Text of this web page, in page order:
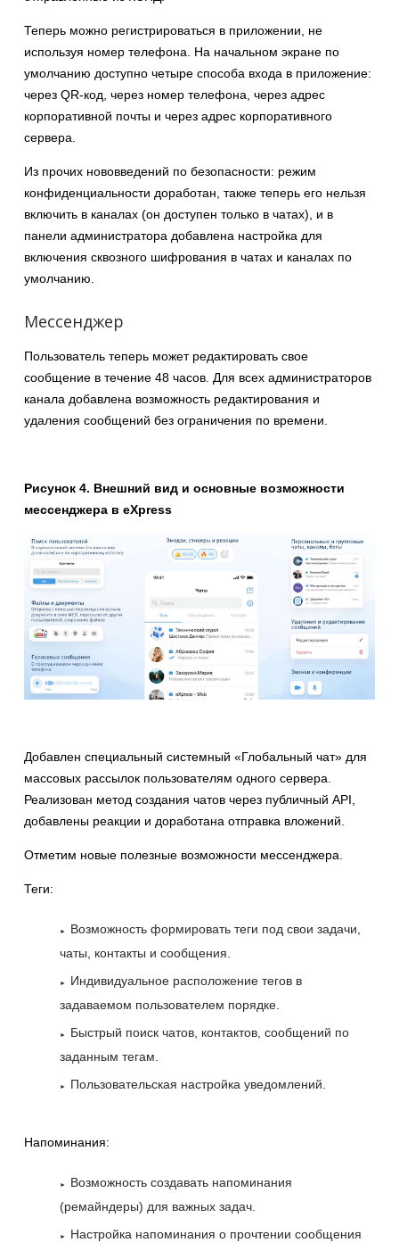
Теперь можно регистрироваться в приложении, не
используя номер телефона. На начальном экране по
умолчанию доступно четыре способа входа в приложение:
через QR-код, через номер телефона, через адрес
корпоративной почты и через адрес корпоративного
сервера.
Из прочих нововведений по безопасности: режим
конфиденциальности доработан, также теперь его нельзя
включить в каналах (он доступен только в чатах), и в
панели администратора добавлена настройка для
включения сквозного шифрования в чатах и каналах по
умолчанию.
Мессенджер
Пользователь теперь может редактировать свое
сообщение в течение 48 часов. Для всех администраторов
канала добавлена возможность редактирования и
удаления сообщений без ограничения по времени.
Рисунок 4. Внешний вид и основные возможности
мессенджера в eXpress
Добавлен специальный системный «Глобальный чат» для
массовых рассылок пользователям одного сервера.
Реализован метод создания чатов через публичный API,
добавлены реакции и доработана отправка вложений.
Отметим новые полезные возможности мессенджера.
Теги:
Возможность формировать теги под свои задачи,
чаты, контакты и сообщения.
Индивидуальное расположение тегов в
задаваемом пользователем порядке.
Быстрый поиск чатов, контактов, сообщений по
заданным тегам.
Пользовательская настройка уведомлений.
Напоминания:
Возможность создавать напоминания
(ремайндеры) для важных задач.
Настройка напоминания о прочтении сообщения